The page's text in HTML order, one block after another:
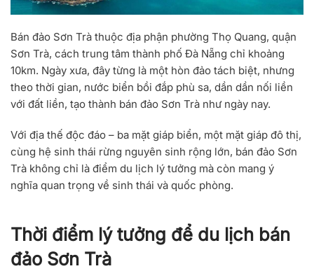
Bán đảo Sơn Trà thuộc địa phận phường Thọ Quang, quận
Sơn Trà, cách trung tâm thành phố Đà Nẵng chỉ khoảng
10km. Ngày xưa, đây từng là một hòn đảo tách biệt, nhưng
theo thời gian, nước biển bồi đắp phù sa, dần dần nối liền
với đất liền, tạo thành bán đảo Sơn Trà như ngày nay.
Với địa thế độc đáo – ba mặt giáp biển, một mặt giáp đô thị,
cùng hệ sinh thái rừng nguyên sinh rộng lớn, bán đảo Sơn
Trà không chỉ là điểm du lịch lý tưởng mà còn mang ý
nghĩa quan trọng về sinh thái và quốc phòng.
Thời điểm lý tưởng để du lịch bán
đảo Sơn Trà